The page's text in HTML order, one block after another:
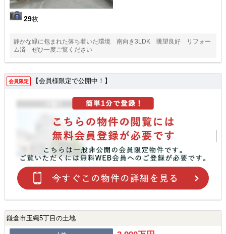
29枚
静かな緑に包まれた落ち着いた環境 南向き3LDK 眺望良好 リフォー
ム済 ぜひ一度ご覧ください
会員限定 【会員様限定で公開中！】
鎌倉市玉縄5丁目の土地